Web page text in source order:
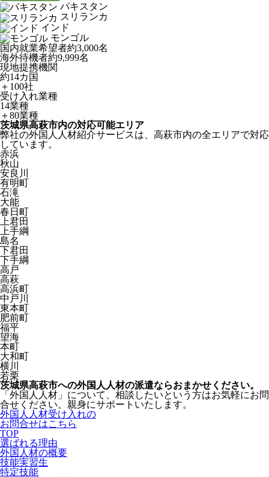
パキスタン
スリランカ
インド
モンゴル
国内就業希望者約3,000名
海外待機者約9,999名
現地提携機関
約14カ国
＋100社
受け入れ業種
14業種
＋80業種
茨城県高萩市内の対応可能エリア
弊社の外国人人材紹介サービスは、高萩市内の全エリアで対応
しています。
赤浜
秋山
安良川
有明町
石滝
大能
春日町
上君田
上手綱
島名
下君田
下手綱
高戸
高萩
高浜町
中戸川
東本町
肥前町
福平
望海
本町
大和町
横川
若栗
茨城県高萩市への外国人人材の派遣ならおまかせください。
「外国人人材」について、相談したいという方はお気軽にお問
合せください。親身にサポートいたします。
外国人人材受け入れの
お問合せはこちら
TOP
選ばれる理由
外国人材の概要
技能実習生
特定技能